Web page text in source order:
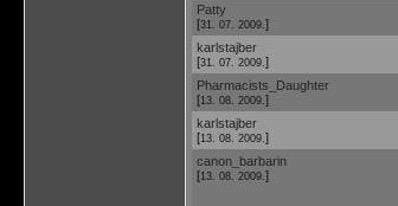
Patty
[31. 07. 2009. ]
karlstajber
[31. 07. 2009. ]
Pharmacists_Daughter
[13. 08. 2009. ]
karlstajber
[13. 08. 2009. ]
canon_barbarin
[13. 08. 2009. ]